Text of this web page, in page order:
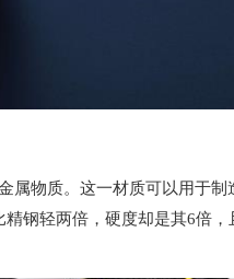
物质。这一材质可以用于制
钢轻两倍，硬度却是其6倍，